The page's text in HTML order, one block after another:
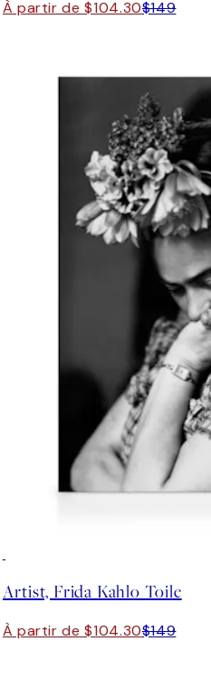
À partir de $104.30$149
Artist, Frida Kahlo Toile
À partir de $104.30$149